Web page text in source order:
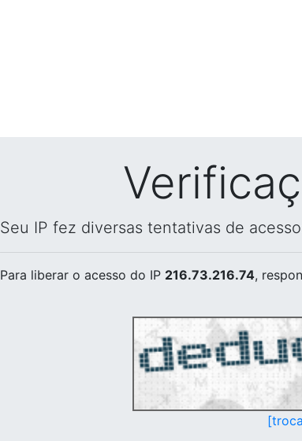
Seu IP fez diversas tentativas de
Para liberar o acesso do IP 216.73.216.74,